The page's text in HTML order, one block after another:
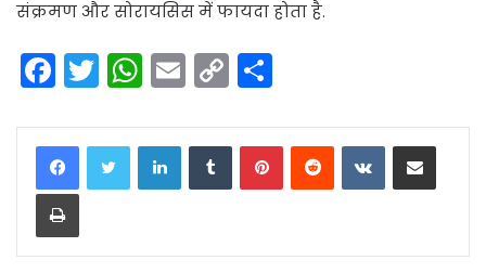
संक्रमण और सोरायसिस में फायदा होता है.
F
c
e
b
o
T
itt
er
W
a
ts
p
E
ai
l
C
p
y
n
ar
e
LinkedInTumblrPinterestReddit VKontakteShare via Email
Print